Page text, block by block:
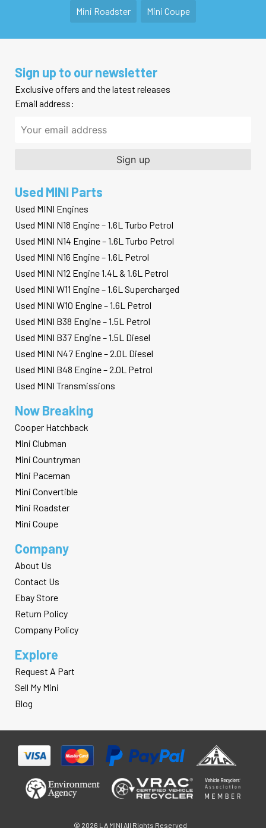
Mini Roadster Mini Coupe
Explore
Request A Part
Sell My Mini
Blog
Company
About Us
Contact Us
Ebay Store
Return Policy
Company Policy
Now Breaking
Cooper Hatchback
Mini Clubman
Mini Countryman
Mini Paceman
Mini Convertible
Mini Roadster
Mini Coupe
Used MINI Parts
Used MINI Engines
Used MINI N18 Engine – 1.6L Turbo Petrol
Used MINI N14 Engine – 1.6L Turbo Petrol
Used MINI N16 Engine – 1.6L Petrol
Used MINI N12 Engine 1.4L & 1.6L Petrol
Used MINI W11 Engine – 1.6L Supercharged
Used MINI W10 Engine – 1.6L Petrol
Used MINI B38 Engine – 1.5L Petrol
Used MINI B37 Engine – 1.5L Diesel
Used MINI N47 Engine – 2.0L Diesel
Used MINI B48 Engine – 2.0L Petrol
Used MINI Transmissions
Sign up to our newsletter
Exclusive offers and the latest releases
Email address:
© 2026 LA MINI All Rights Reserved